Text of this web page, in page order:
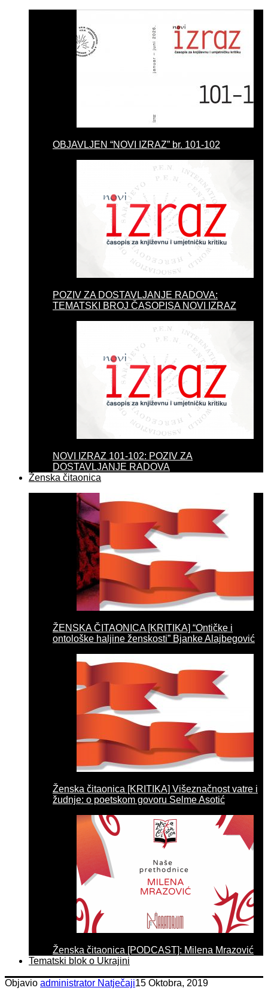
OBJAVLJEN “NOVI IZRAZ” br. 101-102
POZIV ZA DOSTAVLJANJE RADOVA:
TEMATSKI BROJ ČASOPISA NOVI IZRAZ
NOVI IZRAZ 101-102: POZIV ZA
DOSTAVLJANJE RADOVA
Ženska čitaonica
ŽENSKA ČITAONICA [KRITIKA] “Ontičke i
ontološke haljine ženskosti” Bjanke Alajbegović
Ženska čitaonica [KRITIKA] Višeznačnost vatre i
žudnje: o poetskom govoru Selme Asotić
Ženska čitaonica [PODCAST]: Milena Mrazović
Tematski blok o Ukrajini
Objavio administrator Natječaji15 Oktobra, 2019